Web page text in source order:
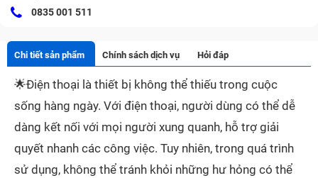
0835 001 511
Chi tiết sản phẩm Chính sách dịch vụ Hỏi đáp
🌟Điện thoại là thiết bị không thể thiếu trong cuộc
sống hàng ngày. Với điện thoại, người dùng có thể dễ
dàng kết nối với mọi người xung quanh, hỗ trợ giải
quyết nhanh các công việc. Tuy nhiên, trong quá trình
sử dụng, không thể tránh khỏi những hư hỏng có thể